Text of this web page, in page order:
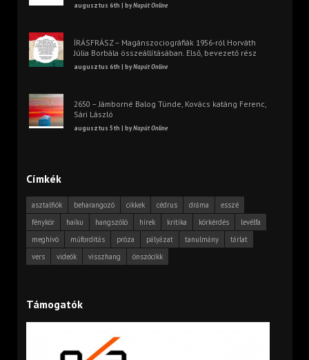
augusztus 6th | byNapút Online
ÍRÁSFRÁSZ – Magánszociográfiák 1956-ról Horváth
Júlia Borbála összeállításában. Első, bevezető rész
augusztus 6th | byNapút Online
2650 – Jámborné Balog Tünde, Kovács katáng Ferenc,
Sári László
augusztus 5th | byNapút Online
Címkék
asztalfiók beharangozó cikkek cédrus dráma
esszé
fénykör
haiku hangszóló hírek kritika körkérdés
levélfa
meghívó
műfordítás próza pályázat tanulmány
tárlat
vers
videók visszhang önszócikk
Támogatók